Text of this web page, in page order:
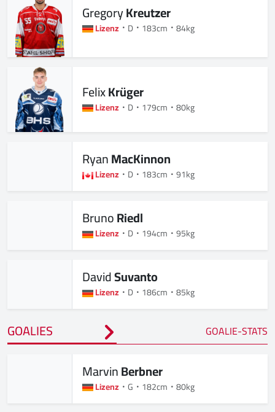
GregoryKreutzer
Lizenz D 183cm 84kg
FelixKrüger
Lizenz D 179cm 80kg
RyanMacKinnon
Lizenz D 183cm 91kg
BrunoRiedl
Lizenz D 194cm 95kg
DavidSuvanto
Lizenz D 186cm 85kg
GOALIES GOALIE-STATS
MarvinBerbner
Lizenz G 182cm 80kg